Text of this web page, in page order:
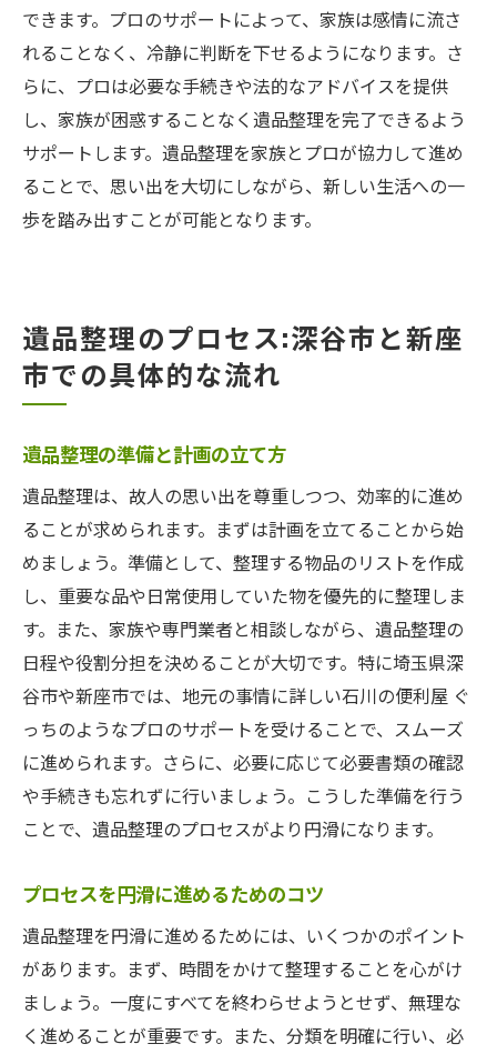
できます。プロのサポートによって、家族は感情に流さ
れることなく、冷静に判断を下せるようになります。さ
らに、プロは必要な手続きや法的なアドバイスを提供
し、家族が困惑することなく遺品整理を完了できるよう
サポートします。遺品整理を家族とプロが協力して進め
ることで、思い出を大切にしながら、新しい生活への一
歩を踏み出すことが可能となります。
遺品整理のプロセス:深谷市と新座
市での具体的な流れ
遺品整理の準備と計画の立て方
遺品整理は、故人の思い出を尊重しつつ、効率的に進め
ることが求められます。まずは計画を立てることから始
めましょう。準備として、整理する物品のリストを作成
し、重要な品や日常使用していた物を優先的に整理しま
す。また、家族や専門業者と相談しながら、遺品整理の
日程や役割分担を決めることが大切です。特に埼玉県深
谷市や新座市では、地元の事情に詳しい石川の便利屋 ぐ
っちのようなプロのサポートを受けることで、スムーズ
に進められます。さらに、必要に応じて必要書類の確認
や手続きも忘れずに行いましょう。こうした準備を行う
ことで、遺品整理のプロセスがより円滑になります。
プロセスを円滑に進めるためのコツ
遺品整理を円滑に進めるためには、いくつかのポイント
があります。まず、時間をかけて整理することを心がけ
ましょう。一度にすべてを終わらせようとせず、無理な
く進めることが重要です。また、分類を明確に行い、必